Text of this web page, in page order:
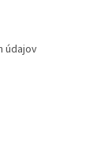
údajov